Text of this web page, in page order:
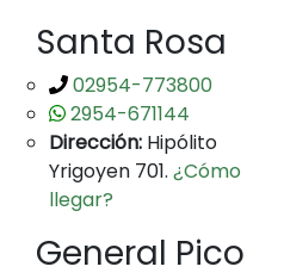
Santa Rosa
02954-773800
2954-671144
Dirección:Hipólito
Yrigoyen 701. ¿Cómo
llegar?
General Pico